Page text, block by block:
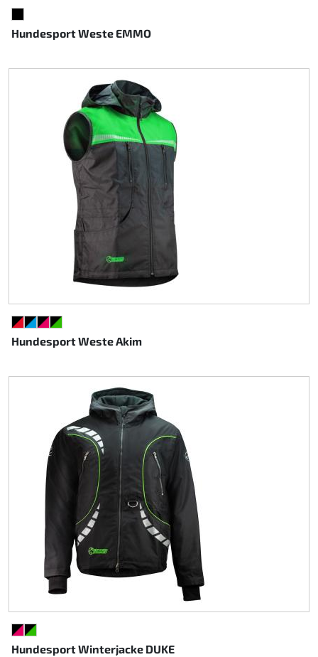
Hundesport Weste EMMO
SCHWARZ
Hundesport Weste Akim
SCHWARZ/ROT
SCHWARZ/CYAN
SCHWARZ/PINK
SCHWARZ/GRÜN
Hundesport Winterjacke DUKE
SCHWARZ/PINK
SCHWARZ/GRÜN